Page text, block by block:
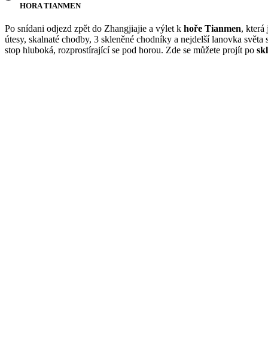
HORA TIANMEN
Po snídani odjezd zpět do Zhangjiajie a výlet k hoře Tianmen, která
útesy, skalnaté chodby, 3 skleněné chodníky a nejdelší lanovka
stop hluboká, rozprostírající se pod horou. Zde se můžete projít po